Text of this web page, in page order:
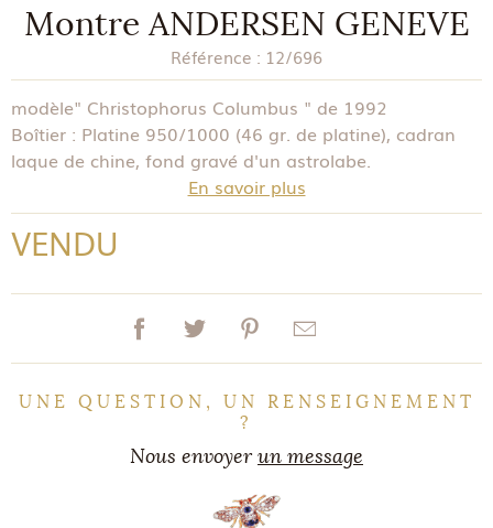
Montre ANDERSEN GENEVE
Référence : 12/696
modèle" Christophorus Columbus " de 1992
Boîtier : Platine 950/1000 (46 gr. de platine), cadran
laque de chine, fond gravé d'un astrolabe.
En savoir plus
VENDU
UNE QUESTION, UN RENSEIGNEMENT
?
Nous envoyerun message